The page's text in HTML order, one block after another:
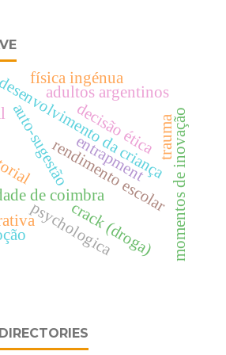
auto-sugestão
de coimbra
psychologica
da criançamomentos de inovação
entrapment
crack (droga)
adultos argentinos
rendimento escolar
decisão ética trauma
física ingénua